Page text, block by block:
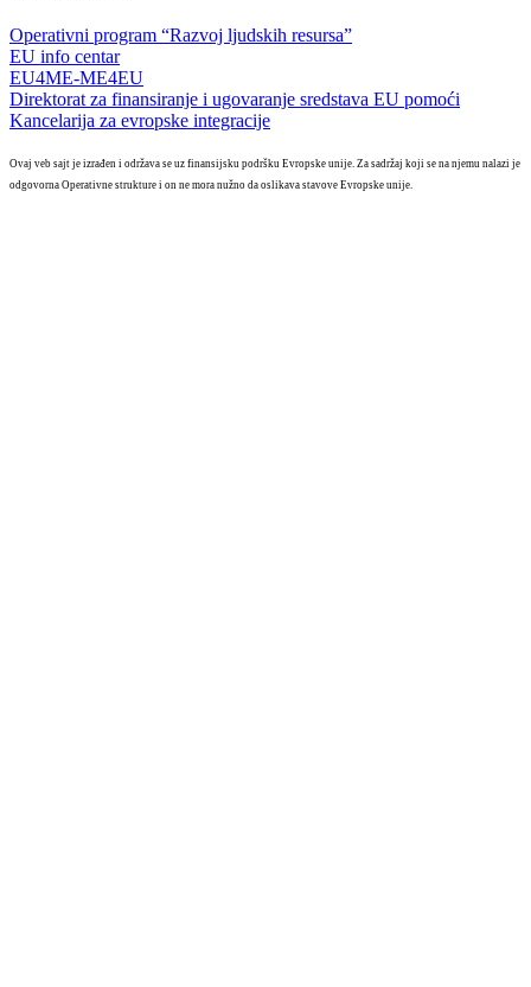
Operativni program “Razvoj ljudskih resursa”
EU info centar
EU4ME-ME4EU
Direktorat za finansiranje i ugovaranje sredstava EU pomoći
Kancelarija za evropske integracije
Ovaj veb sajt je izrađen i održava se uz finansijsku podršku Evropske unije. Za sadržaj koji se na njemu nalazi je
odgovorna Operativne strukture i on ne mora nužno da oslikava stavove Evropske unije.